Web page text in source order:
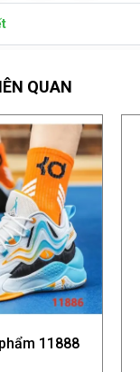
QUAN
Giày thành phẩm